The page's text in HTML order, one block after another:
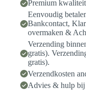
Premium kwaliteit
Eenvoudig
Bankcontact,
overmaken &
Verzending
gratis).
gratis).
Verzendkosten
Advies & hulp bij